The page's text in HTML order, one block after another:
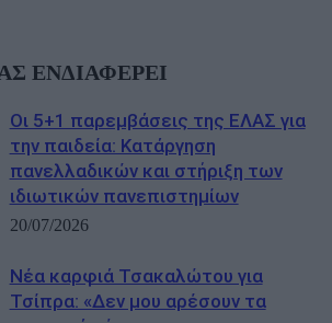
ΕΝΔΙΑΦΕΡΕΙ
Οι 5+1 παρεμβάσεις της ΕΛΑΣ για
την παιδεία: Κατάργηση
πανελλαδικών και στήριξη των
ιδιωτικών πανεπιστημίων
20/07/2026
Νέα καρφιά Τσακαλώτου για
Τσίπρα: «Δεν μου αρέσουν τα